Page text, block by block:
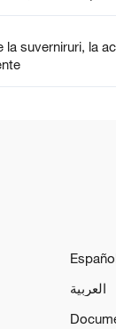
la suverniruri, la
العربية